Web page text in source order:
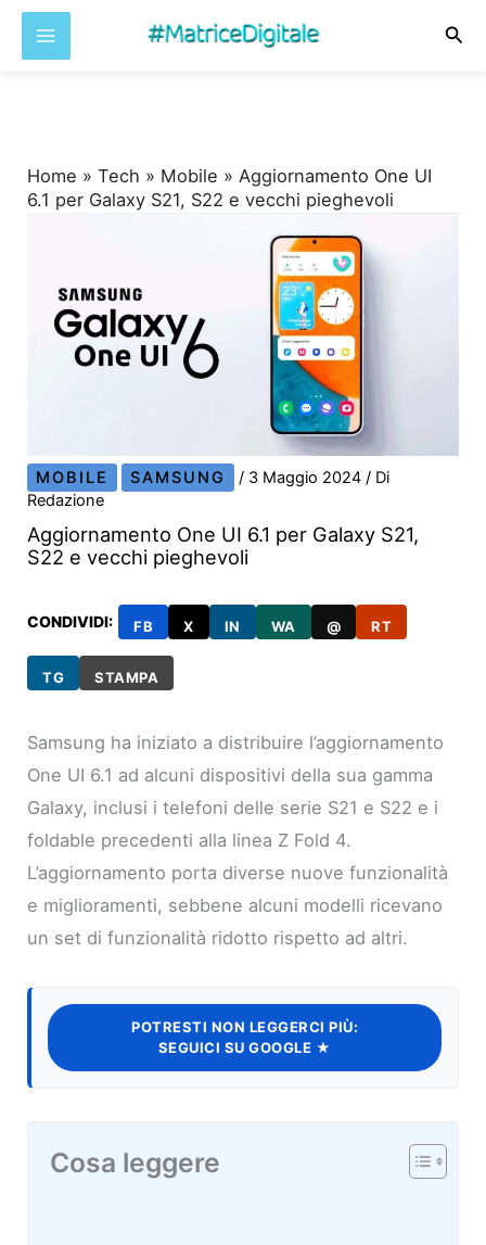
Home »Tech » Mobile »Aggiornamento One UI
6.1 per Galaxy S21, S22 e vecchi pieghevoli
MOBILE SAMSUNG / 3 Maggio 2024/ Di
Redazione
Aggiornamento One UI 6.1 per Galaxy S21,
S22 e vecchi pieghevoli
CONDIVIDI: FB X IN WA @ RT
TG STAMPA
Samsung ha iniziato a distribuire l’aggiornamento
One UI 6.1 ad alcuni dispositivi della sua gamma
Galaxy, inclusi i telefoni delle serie S21 e S22 e i
foldable precedenti alla linea Z Fold 4.
L’aggiornamento porta diverse nuove funzionalità
e miglioramenti, sebbene alcuni modelli ricevano
un set di funzionalità ridotto rispetto ad altri.
POTRESTI NON LEGGERCI PIÙ:
SEGUICI SU GOOGLE ★
Cosa leggere